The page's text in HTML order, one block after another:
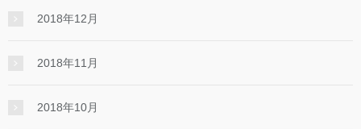
2018年12月
2018年11月
2018年10月